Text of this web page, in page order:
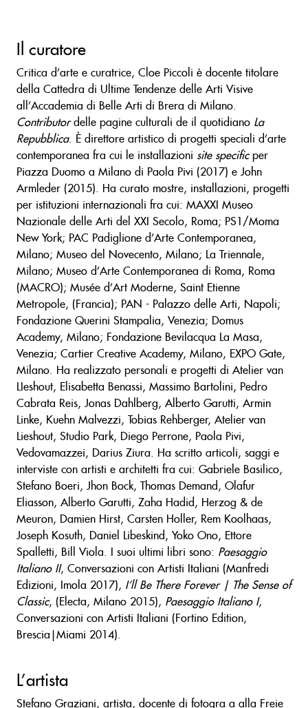
Il curatore
Critica d’arte e curatrice, Cloe Piccoli è docente titolare
della Cattedra di Ultime Tendenze delle Arti Visive
all’Accademia di Belle Arti di Brera di Milano.
Contributordelle pagine culturali de il quotidiano La
Repubblica. È direttore artistico di progetti speciali d’arte
contemporanea fra cui le installazioni site specificper
Piazza Duomo a Milano di Paola Pivi (2017) e John
Armleder (2015). Ha curato mostre, installazioni, progetti
per istituzioni internazionali fra cui: MAXXI Museo
Nazionale delle Arti del XXI Secolo, Roma; PS1/Moma
New York; PAC Padiglione d’Arte Contemporanea,
Milano; Museo del Novecento, Milano; La Triennale,
Milano; Museo d’Arte Contemporanea di Roma, Roma
(MACRO); Musée d’Art Moderne, Saint Etienne
Metropole, (Francia); PAN - Palazzo delle Arti, Napoli;
Fondazione Querini Stampalia, Venezia; Domus
Academy, Milano; Fondazione Bevilacqua La Masa,
Venezia; Cartier Creative Academy, Milano, EXPO Gate,
Milano. Ha realizzato personali e progetti di Atelier van
LIeshout, Elisabetta Benassi, Massimo Bartolini, Pedro
Cabrata Reis, Jonas Dahlberg, Alberto Garutti, Armin
Linke, Kuehn Malvezzi, Tobias Rehberger, Atelier van
Lieshout, Studio Park, Diego Perrone, Paola Pivi,
Vedovamazzei, Darius Ziura. Ha scritto articoli, saggi e
interviste con artisti e architetti fra cui: Gabriele Basilico,
Stefano Boeri, Jhon Bock, Thomas Demand, Olafur
Eliasson, Alberto Garutti, Zaha Hadid, Herzog & de
Meuron, Damien Hirst, Carsten Holler, Rem Koolhaas,
Joseph Kosuth, Daniel Libeskind, Yoko Ono, Ettore
Spalletti, Bill Viola. I suoi ultimi libri sono: Paesaggio
Italiano II, Conversazioni con Artisti Italiani (Manfredi
Edizioni, Imola 2017), I’ll Be There Forever | The Sense of
Classic, (Electa, Milano 2015), Paesaggio Italiano I,
Conversazioni con Artisti Italiani (Fortino Edition,
Brescia|Miami 2014).
L’artista
Stefano Graziani, artista, docente di fotogra a alla Freie